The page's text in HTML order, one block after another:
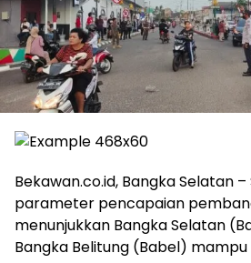
Bekawan.co.id, Bangka Selatan
parameter pencapaian
menunjukkan Bangka Selatan
Bangka Belitung (Babel)